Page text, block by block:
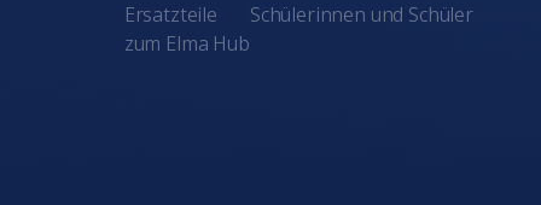
Ersatzteile
zum Elma Hub
Schülerinnen und Schüler